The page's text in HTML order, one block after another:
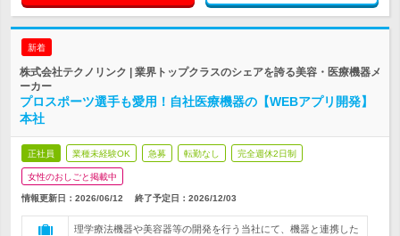
新着
株式会社テクノリンク | 業界トップクラスのシェアを誇る美容・医療機器メ
ーカー
プロスポーツ選手も愛用！自社医療機器の【WEBアプリ開発】
本社
正社員 業種未経験OK 急募 転勤なし 完全週休2日制
女性のおしごと掲載中
情報更新日：2026/06/12 終了予定日： 2026/12/03
理学療法機器や美容器等の開発を行う当社にて、機器と連携した